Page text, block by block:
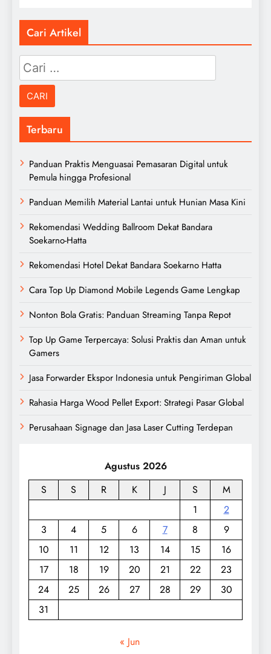
Cari Artikel
Cari
untuk:
Terbaru
Panduan Praktis Menguasai Pemasaran Digital untuk
Pemula hingga Profesional
Panduan Memilih Material Lantai untuk Hunian Masa Kini
Rekomendasi Wedding Ballroom Dekat Bandara
Soekarno-Hatta
Rekomendasi Hotel Dekat Bandara Soekarno Hatta
Cara Top Up Diamond Mobile Legends Game Lengkap
Nonton Bola Gratis: Panduan Streaming Tanpa Repot
Top Up Game Terpercaya: Solusi Praktis dan Aman untuk
Gamers
Jasa Forwarder Ekspor Indonesia untuk Pengiriman Global
Rahasia Harga Wood Pellet Export: Strategi Pasar Global
Perusahaan Signage dan Jasa Laser Cutting Terdepan
Agustus 2026
S
S R K J S
M
1
2
3
4 5 6 7 8
9
10
11 12 13 14 15
16
17
18 19 20 21 22
23
24
25 26 27 28 29
30
31
« Jun